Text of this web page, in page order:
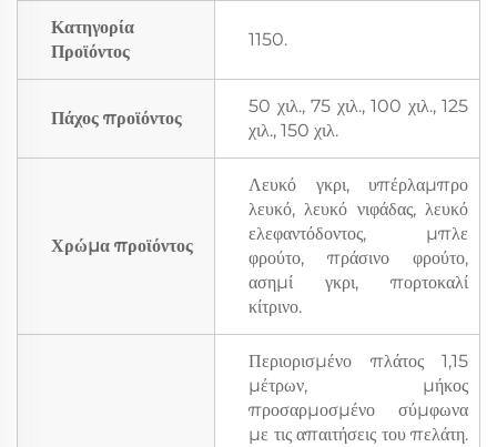
Κατηγορία
Προϊόντος
1150.
Πάχος προϊόντος
50 χιλ., 75 χιλ., 100 χιλ., 125
χιλ., 150 χιλ.
Χρώμα προϊόντος
Λευκό γκρι, υπέρλαμπρο
λευκό, λευκό νιφάδας, λευκό
ελεφαντόδοντος, μπλε
φρούτο, πράσινο φρούτο,
ασημί γκρι, πορτοκαλί
κίτρινο.
Περιορισμένο πλάτος 1,15
μέτρων, μήκος
προσαρμοσμένο σύμφωνα
με τις απαιτήσεις του πελάτη.